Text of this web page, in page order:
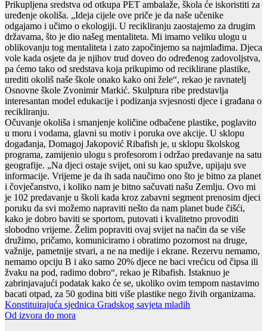
Prikupljena sredstva od otkupa PET ambalaže, škola će iskoristiti za
uređenje okoliša. „Ideja cijele ove priče je da naše učenike
odgajamo i učimo o ekologiji. U recikliranju zaostajemo za drugim
državama, što je dio našeg mentaliteta. Mi imamo veliku ulogu u
oblikovanju tog mentaliteta i zato započinjemo sa najmlađima. Djeca
vole kada osjete da je njihov trud doveo do određenog zadovoljstva,
pa ćemo tako od sredstava koja prikupimo od reciklirane plastike,
urediti okoliš naše škole onako kako oni žele“, rekao je ravnatelj
Osnovne škole Zvonimir Markić. Skulptura ribe predstavlja
interesantan model edukacije i podizanja svjesnosti djece i građana o
recikliranju.
Očuvanje okoliša i smanjenje količine odbačene plastike, poglavito
u moru i vodama, glavni su motiv i poruka ove akcije. U sklopu
događanja, Domagoj Jakopović Ribafish je, u sklopu školskog
programa, zamijenio ulogu s profesorom i održao predavanje na satu
geografije. „Na djeci ostaje svijet, oni su kao spužve, upijaju sve
informacije. Vrijeme je da ih sada naučimo ono što je bitno za planet
i čovječanstvo, i koliko nam je bitno sačuvati našu Zemlju. Ovo mi
je 102 predavanje u školi kada kroz zabavni segment prenosim djeci
poruku da svi možemo napraviti nešto da nam planet bude čišći,
kako je dobro baviti se sportom, putovati i kvalitetno provoditi
slobodno vrijeme. Želim popraviti ovaj svijet na način da se više
družimo, pričamo, komuniciramo i obratimo pozornost na druge,
važnije, pametnije stvari, a ne na medije i ekrane. Rezervu nemamo,
nemamo opciju B i ako samo 20% djece ne baci vrećicu od čipsa ili
žvaku na pod, radimo dobro“, rekao je Ribafish. Istaknuo je
zabrinjavajući podatak kako će se, ukoliko ovim tempom nastavimo
bacati otpad, za 50 godina biti više plastike nego živih organizama.
Navigacija
objava
Konstituirajuća sjednica Gradskog savjeta mladih
Od izvora do mora